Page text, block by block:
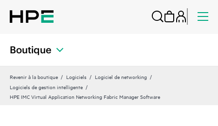
Boutique
Revenir à la boutique Logiciels
Logiciel de networking
Logiciels de gestion intelligente
HPE IMC Virtual Application Networking Fabric Manager Software